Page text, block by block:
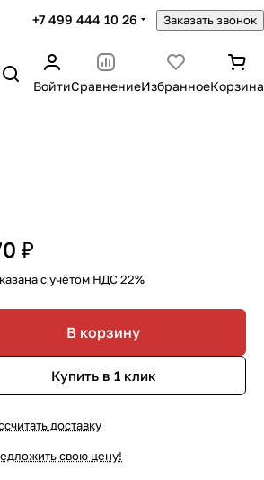
+7 499 444 10 26 Заказать звонок
ВойтиСравнениеИзбранноеКорзина
₽
с учётом НДС 22%
В корзину
Купить в 1 клик
доставку
свою цену!